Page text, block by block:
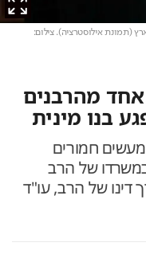
(תמונת אילוסטרציה). צילום:
מהרבנים
בנו מינית
חמורים
של הרב
דינו של הרב, עו"ד